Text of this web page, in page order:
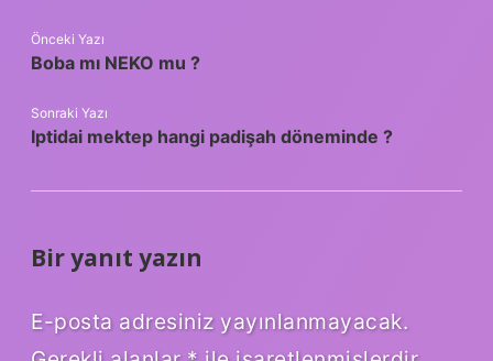
Önceki Yazı
Boba mı NEKO mu ?
Sonraki Yazı
Iptidai mektep hangi padişah döneminde ?
Bir yanıt yazın
E-posta adresiniz yayınlanmayacak.